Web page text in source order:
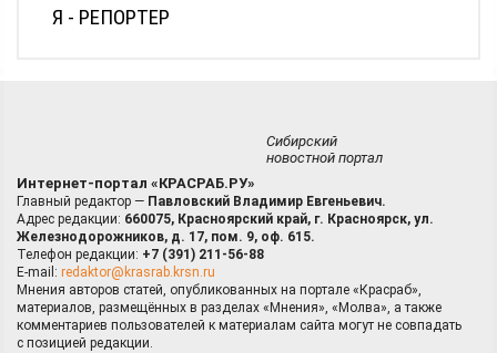
Я - РЕПОРТЕР
Сибирский
новостной портал
Интернет-портал «КРАСРАБ.РУ»
Главный редактор — Павловский Владимир Евгеньевич.
Адрес редакции: 660075, Красноярский край, г. Красноярск, ул.
Железнодорожников, д. 17, пом. 9, оф. 615.
Телефон редакции: +7 (391) 211-56-88
E-mail: redaktor@krasrab.krsn.ru
Мнения авторов статей, опубликованных на портале «Красраб»,
материалов, размещённых в разделах «Мнения», «Молва», а также
комментариев пользователей к материалам сайта могут не совпадать
с позицией редакции.